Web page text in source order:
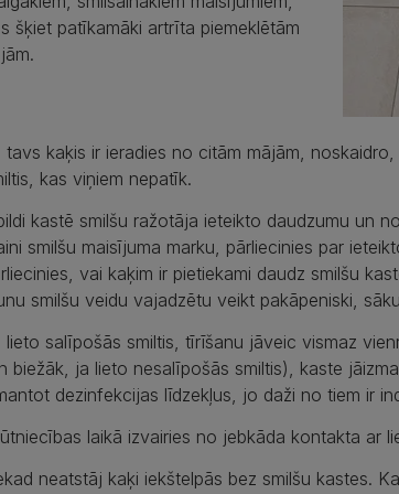
šķiet patīkamāki artrīta piemeklētām
tavs kaķis ir ieradies no citām mājām,
kas viņiem nepatīk.
kastē smilšu ražotāja ieteikto daudzumu un
smilšu maisījuma marku, pārliecinies par
vai kaķim ir pietiekami daudz smilšu
smilšu veidu vajadzētu veikt pakāpeniski,
lieto salīpošās smiltis, tīrīšanu jāveic vismaz
biežāk, ja lieto nesalīpošās smiltis), kaste
dezinfekcijas līdzekļus, jo daži no tiem ir
laikā izvairies no jebkāda kontakta ar
neatstāj kaķi iekštelpās bez smilšu kastes.